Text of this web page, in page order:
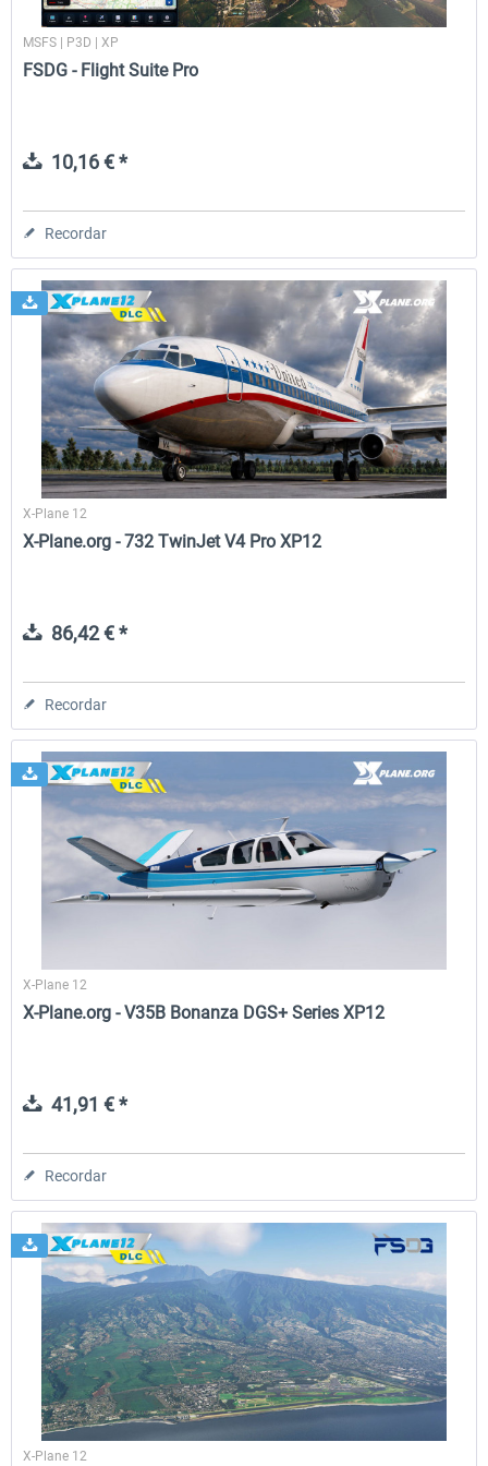
MSFS | P3D | XP
FSDG - Flight Suite Pro
10,16 € *
Recordar
X-Plane 12
X-Plane.org - 732 TwinJet V4 Pro XP12
86,42 € *
Recordar
X-Plane 12
X-Plane.org - V35B Bonanza DGS+ Series XP12
41,91 € *
Recordar
X-Plane 12